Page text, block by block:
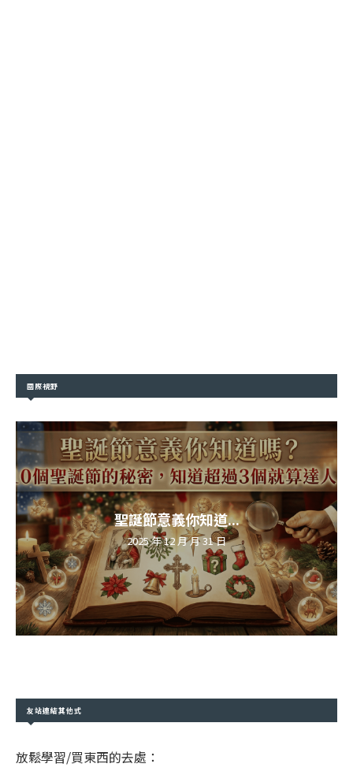
國際視野
聖誕節意義你知道...
2025 年 12 月 月 31 日
友站連結其他式
放鬆學習/買東西的去處：